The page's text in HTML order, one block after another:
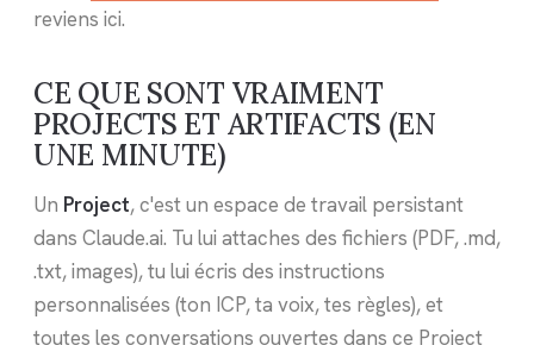
reviens ici.
CE QUE SONT VRAIMENT
PROJECTS ET ARTIFACTS (EN
UNE MINUTE)
Un Project, c'est un espace de travail persistant
dans Claude.ai. Tu lui attaches des fichiers (PDF, .md,
.txt, images), tu lui écris des instructions
personnalisées (ton ICP, ta voix, tes règles), et
toutes les conversations ouvertes dans ce Project